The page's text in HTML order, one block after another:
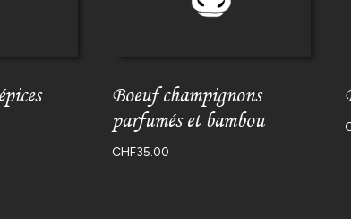
Boeuf champignons
parfumés et bambou
CHF35.00